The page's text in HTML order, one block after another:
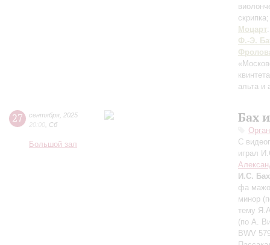
Моцарт
Ф.-Э.
альта и
27 сентября 2025
20:00 Сб
Большой зал
Бах
С
играл
И.С. Бах
фа
минор
тему
(по А.
BWV